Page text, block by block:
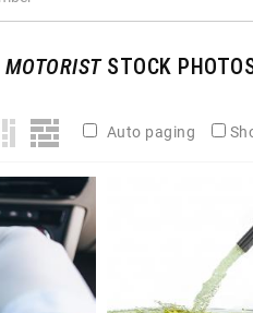
MOTORISTSTOCK
Auto paging